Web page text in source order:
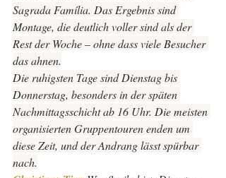
Sagrada Família. Das Ergebnis sind
Montage, die deutlich voller sind als der
Rest der Woche – ohne dass viele Besucher
das ahnen.
Die ruhigsten Tage sind Dienstag bis
Donnerstag, besonders in der späten
Nachmittagsschicht ab 16 Uhr. Die meisten
organisierten Gruppentouren enden um
diese Zeit, und der Andrang lässt spürbar
nach.